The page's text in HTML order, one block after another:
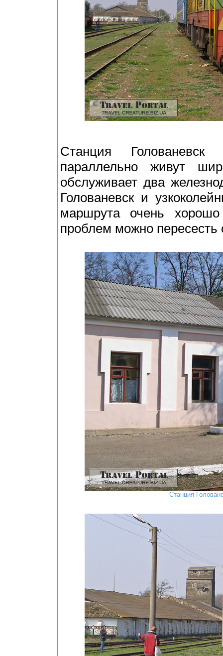
Станция
параллельно живут
обслуживает два
Голованевск и
маршрута очень
проблем можно пересесть
Станция